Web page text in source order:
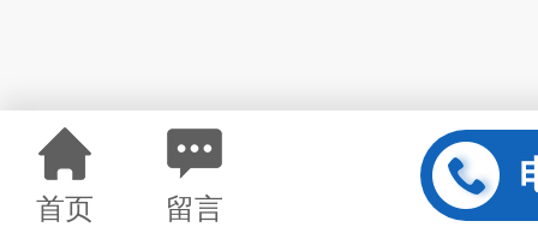
首页 留言